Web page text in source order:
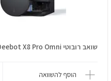
שואב רובוטי Deebot X8 Pro Omni
הוסף להשוואה